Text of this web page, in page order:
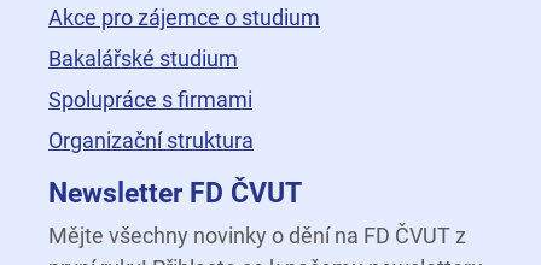
Akce pro zájemce o studium
Bakalářské studium
Spolupráce s firmami
Organizační struktura
Newsletter FD ČVUT
Mějte všechny novinky o dění na FD ČVUT z